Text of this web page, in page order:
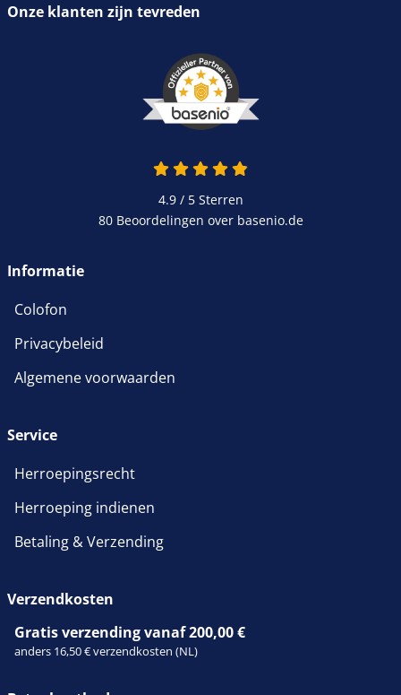
Onze klanten zijn tevreden
4.9 van 5
4.9 / 5Sterren
80 Beoordelingen over basenio.de
Informatie
Colofon
Privacybeleid
Algemene voorwaarden
Service
Herroepingsrecht
Herroeping indienen
Betaling & Verzending
Verzendkosten
Gratis verzending vanaf 200,00 €
anders 16,50 € verzendkosten (NL)